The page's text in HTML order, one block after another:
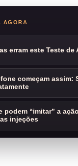
AGORA
erram este Teste
começam assim:
podem “imitar” a
injeções